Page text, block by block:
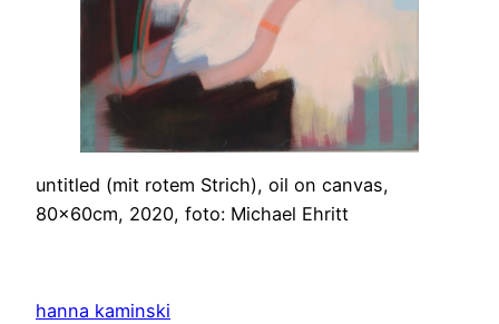
untitled (mit rotem Strich), oil on canvas,
80x60cm, 2020, foto: Michael Ehritt
hanna kaminski